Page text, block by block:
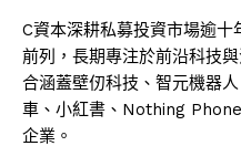
C資本深耕私募投資市場逾
前列，長期專注於前沿科技
合涵蓋壁仞科技、智元機器
車、小紅書、Nothing
企業。